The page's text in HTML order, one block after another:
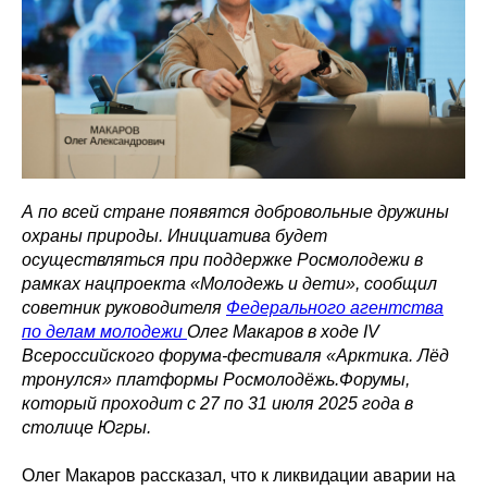
А по всей стране появятся добровольные дружины
охраны природы. Инициатива будет
осуществляться при поддержке Росмолодежи в
рамках нацпроекта «Молодежь и дети», сообщил
советник руководителя Федерального агентства
по делам молодежи Олег Макаров в ходе IV
Всероссийского форума-фестиваля «Арктика. Лёд
тронулся» платформы Росмолодёжь.Форумы,
который проходит с 27 по 31 июля 2025 года в
столице Югры.
Олег Макаров рассказал, что к ликвидации аварии на